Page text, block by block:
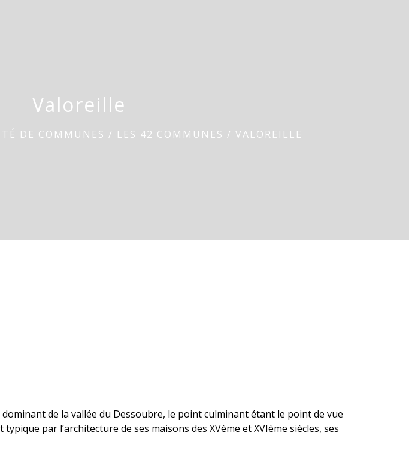
Valoreille
DE COMMUNES / LES 42 COMMUNES /VALOREILLE
de la vallée du Dessoubre, le point culminant étant le point de vue
par l’architecture de ses maisons des XVème et XVIème siècles, ses